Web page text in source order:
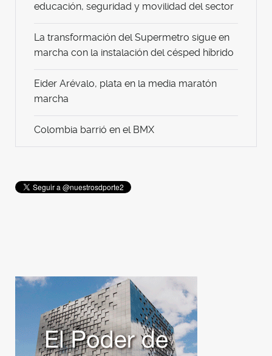
educación, seguridad y movilidad del sector
La transformación del Supermetro sigue en
marcha con la instalación del césped híbrido
Eider Arévalo, plata en la media maratón
marcha
Colombia barrió en el BMX